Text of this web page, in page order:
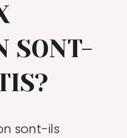
SONT-
sont-ils